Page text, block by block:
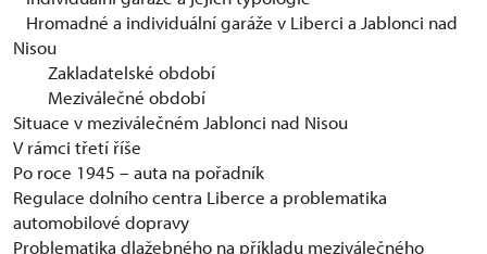
Hromadné a individuální garáže v Liberci a Jablonci nad
Nisou
Zakladatelské období
Meziválečné období
Situace v meziválečném Jablonci nad Nisou
V rámci třetí říše
Po roce 1945 – auta na pořadník
Regulace dolního centra Liberce a problematika
automobilové dopravy
Problematika dlažebného na příkladu meziválečného